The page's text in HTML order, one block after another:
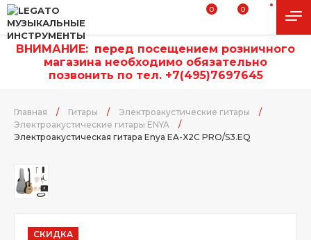
0 0
ВНИМАНИЕ: перед посещением розничного
магазина необходимо обязательно
позвонить по тел. +7(495)7697645
Главная / Гитары / Электроакустические гитары
/
Электроакустические гитары ENYA
/
Электроакустическая гитара Enya EA-X2C PRO/S3.EQ
СКИДКА